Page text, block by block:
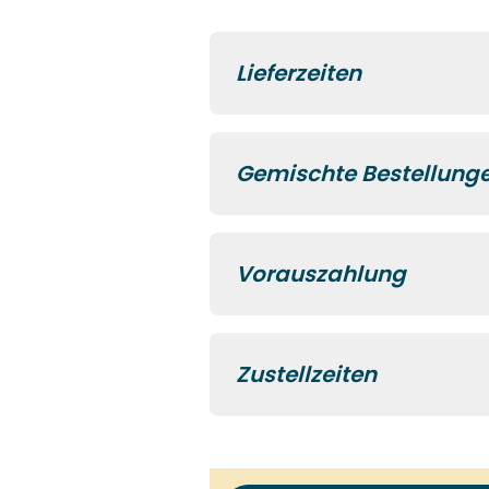
Lieferzeiten
Gemischte
Vorauszahlung
Zustellzeiten